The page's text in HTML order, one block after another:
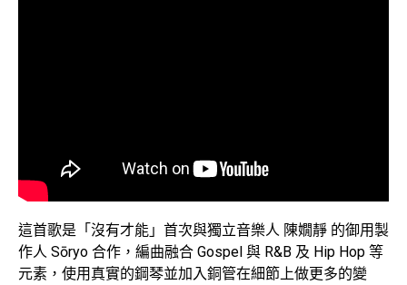
這首歌是「沒有才能」首次與獨立音樂人 陳嫺靜 的御用製
作人 Sōryo 合作，編曲融合 Gospel 與 R&B 及 Hip Hop 等
元素，使用真實的鋼琴並加入銅管在細節上做更多的變